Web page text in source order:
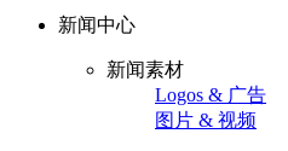
新闻中心
新闻素材
Logos & 广告
图片 & 视频